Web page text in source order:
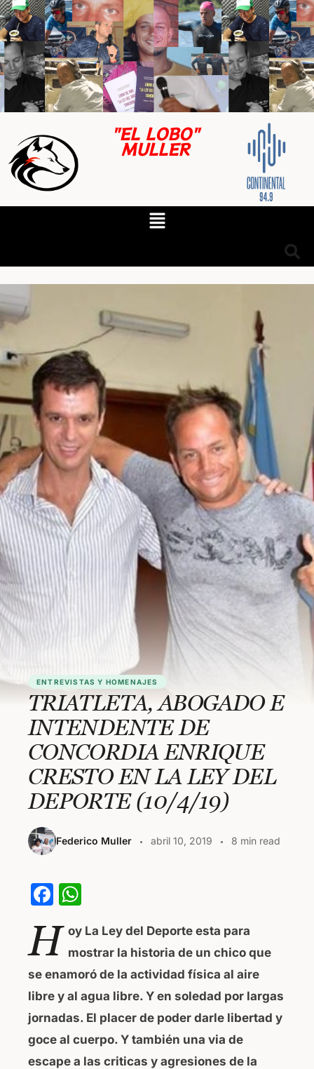
"EL LOBO"
MULLER
ENTREVISTAS Y HOMENAJES
TRIATLETA, ABOGADO E
INTENDENTE DE
CONCORDIA ENRIQUE
CRESTO EN LA LEY DEL
DEPORTE (10/4/19)
Federico Muller abril 10, 2019 8 min read
F
c
e
b
o
o
k
at
s
A
p
p
H oy La Ley del Deporte esta para
mostrar la historia de un chico que
se enamoró de la actividad física al aire
libre y al agua libre. Y en soledad por largas
jornadas. El placer de poder darle libertad y
goce al cuerpo. Y también una via de
escape a las criticas y agresiones de la